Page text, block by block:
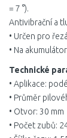
= 7 °).
Antivibrační a
• Určen pro
• Na
Technické
• Aplikace:
• Průměr
• Otvor: 30 mm
• Počet zubů: